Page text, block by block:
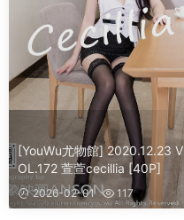
[YouWu尤物館] 2020.12.23 V
OL.172 萱萱cecillia [40P]
2026-02-01 117